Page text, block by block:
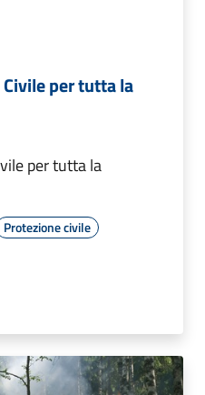
per tutta la
per tutta la
Protezione civile